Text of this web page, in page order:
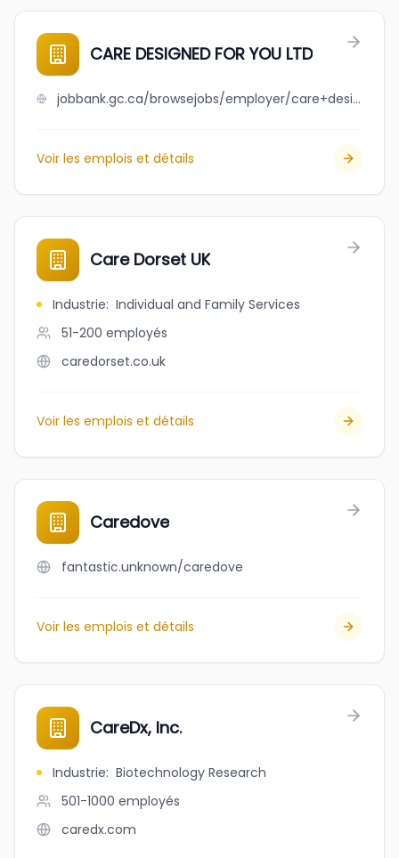
CARE DESIGNED FOR YOU LTD
jobbank.gc.ca/browsejobs/employer/care+designed+for+you+ltd/ca
Voir les emplois et détails
Care Dorset UK
Industrie: Individual and Family Services
51-200 employés
caredorset.co.uk
Voir les emplois et détails
Caredove
fantastic.unknown/caredove
Voir les emplois et détails
CareDx, Inc.
Industrie: Biotechnology Research
501-1000 employés
caredx.com